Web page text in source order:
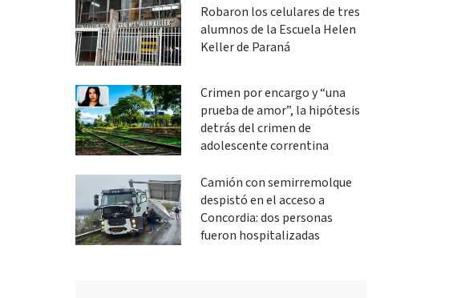
Robaron los celulares de tres
alumnos de la Escuela Helen
Keller de Paraná
Crimen por encargo y “una
prueba de amor”, la hipótesis
detrás del crimen de
adolescente correntina
Camión con semirremolque
despistó en el acceso a
Concordia: dos personas
fueron hospitalizadas